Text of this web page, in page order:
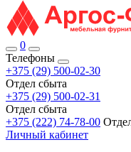
0
Телефоны
+375 (29) 500-02-30
Отдел сбыта
+375 (29) 500-02-31
Отдел сбыта
+375 (222) 74-78-00
Личный кабинет